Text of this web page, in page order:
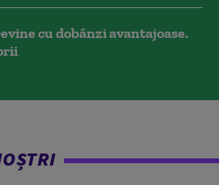
cu dobânzi avantajoase.